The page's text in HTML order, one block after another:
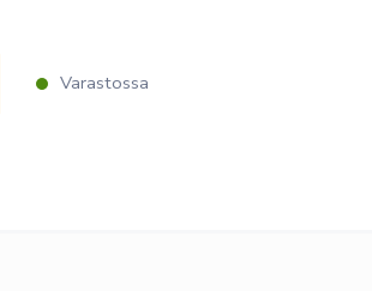
Varastossa